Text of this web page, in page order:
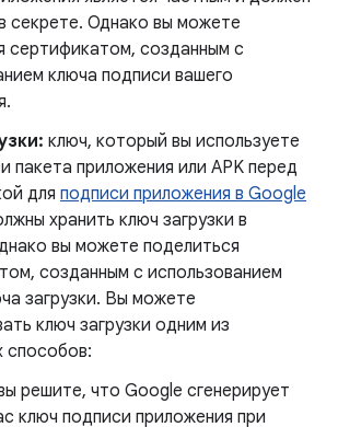
секрете. Однако вы можете
сертификатом, созданным с
ключа подписи вашего
ключ, который вы используете
пакета приложения или APK перед
для подписи приложения в Google
хранить ключ загрузки в
вы можете поделиться
созданным с использованием
загрузки. Вы можете
ключ загрузки одним из
решите, что Google сгенерирует
ключ подписи приложения при